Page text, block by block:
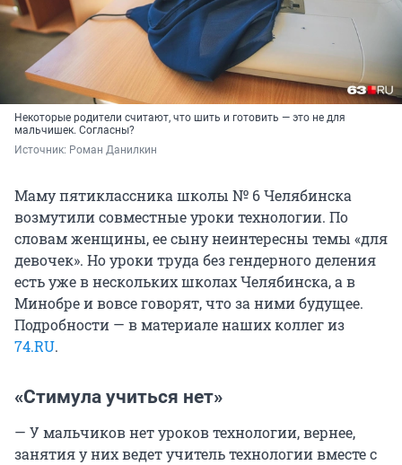
Некоторые родители считают, что шить и готовить — это не для
мальчишек. Согласны?
Источник: Роман Данилкин
Маму пятиклассника школы № 6 Челябинска
возмутили совместные уроки технологии. По
словам женщины, ее сыну неинтересны темы «для
девочек». Но уроки труда без гендерного деления
есть уже в нескольких школах Челябинска, а в
Минобре и вовсе говорят, что за ними будущее.
Подробности — в материале наших коллег из
74.RU.
«Стимула учиться нет»
— У мальчиков нет уроков технологии, вернее,
занятия у них ведет учитель технологии вместе с